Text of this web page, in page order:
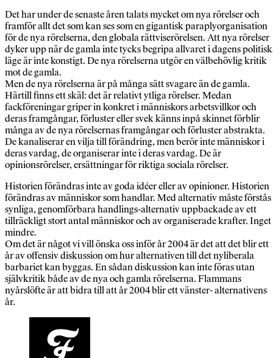
Det har under de senaste åren talats mycket om nya rörelser och
framför allt det som kan ses som en gigantisk paraplyorganisation
för de nya rörelserna, den globala rättviserörelsen. Att nya rörelser
dyker upp när de gamla inte tycks begripa allvaret i dagens
läge är inte konstigt. De nya rörelserna utgör en välbehövlig kritik
mot de gamla.
Men de nya rörelserna är på många sätt svagare än de gamla.
Härtill finns ett skäl: det är relativt ytliga rörelser. Medan
fackföreningar griper in konkret i människors arbetsvillkor och
deras framgångar, förluster eller svek känns inpå skinnet förblir
många av de nya rörelsernas framgångar och förluster abstrakta.
De kanaliserar en vilja till förändring, men berör inte människor i
deras vardag, de organiserar inte i deras vardag. De är
opinionsrörelser, ersättningar för riktiga sociala rörelser.
Historien förändras inte av goda idéer eller av opinioner. Historien
förändras av människor som handlar. Med alternativ måste förstås
synliga, genomförbara handlings-alternativ uppbackade av ett
tillräckligt stort antal människor och av organiserade krafter. Inget
mindre.
Om det är något vi vill önska oss inför år 2004 är det att det blir ett
år av offensiv diskussion om hur alternativen till det nyliberala
barbariet kan byggas. En sådan diskussion kan inte föras utan
självkritik både av de nya och gamla rörelserna. Flammans
nyårslöfte är att bidra till att år 2004 blir ett vänster- alternativens
år.